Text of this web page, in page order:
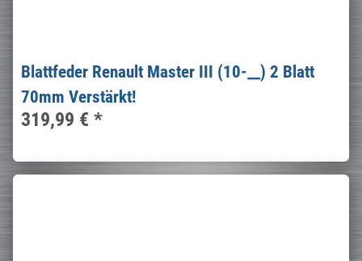
Blattfeder Renault Master III (10-__) 2 Blatt
70mm Verstärkt!
319,99 € *